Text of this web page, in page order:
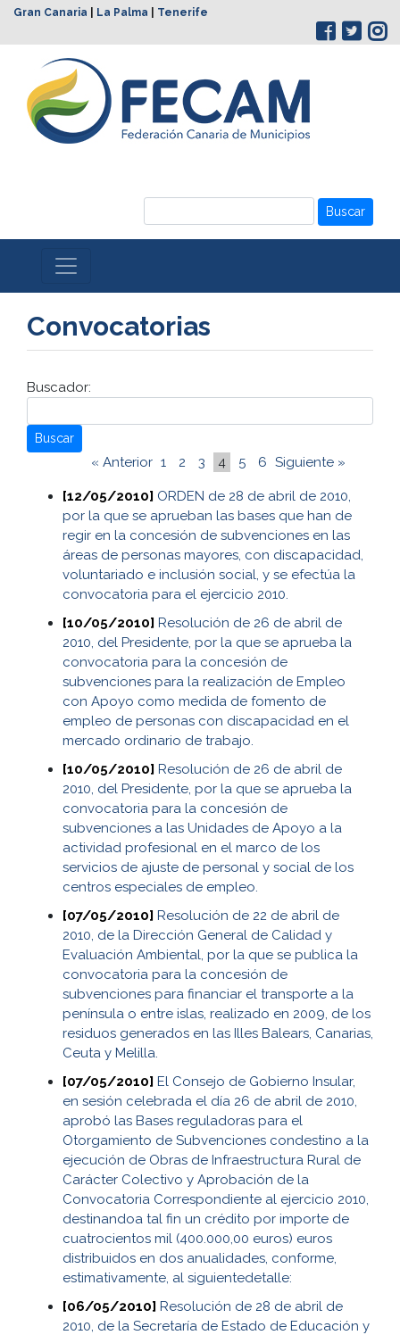
Gran Canaria La Palma Tenerife
Buscar
Convocatorias
Buscador:
Buscar
« Anterior 1 2 3 4 5 6 Siguiente »
[12/05/2010] ORDEN de 28 de abril de 2010,
por la que se aprueban las bases que han de
regir en la concesión de subvenciones en las
áreas de personas mayores, con discapacidad,
voluntariado e inclusión social, y se efectúa la
convocatoria para el ejercicio 2010.
[10/05/2010] Resolución de 26 de abril de
2010, del Presidente, por la que se aprueba la
convocatoria para la concesión de
subvenciones para la realización de Empleo
con Apoyo como medida de fomento de
empleo de personas con discapacidad en el
mercado ordinario de trabajo.
[10/05/2010] Resolución de 26 de abril de
2010, del Presidente, por la que se aprueba la
convocatoria para la concesión de
subvenciones a las Unidades de Apoyo a la
actividad profesional en el marco de los
servicios de ajuste de personal y social de los
centros especiales de empleo.
[07/05/2010] Resolución de 22 de abril de
2010, de la Dirección General de Calidad y
Evaluación Ambiental, por la que se publica la
convocatoria para la concesión de
subvenciones para financiar el transporte a la
península o entre islas, realizado en 2009, de los
residuos generados en las Illes Balears, Canarias,
Ceuta y Melilla.
[07/05/2010] El Consejo de Gobierno Insular,
en sesión celebrada el día 26 de abril de 2010,
aprobó las Bases reguladoras para el
Otorgamiento de Subvenciones condestino a la
ejecución de Obras de Infraestructura Rural de
Carácter Colectivo y Aprobación de la
Convocatoria Correspondiente al ejercicio 2010,
destinandoa tal fin un crédito por importe de
cuatrocientos mil (400.000,00 euros) euros
distribuidos en dos anualidades, conforme,
estimativamente, al siguientedetalle:
[06/05/2010] Resolución de 28 de abril de
2010, de la Secretaría de Estado de Educación y